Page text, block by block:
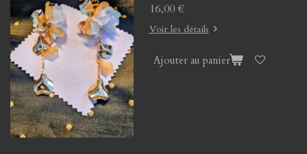
16,00 €
Voir les détails
Ajouter au panier